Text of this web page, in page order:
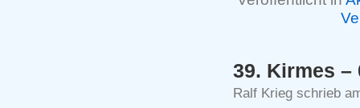
39. Kirmes –
Ralf Krieg schrieb